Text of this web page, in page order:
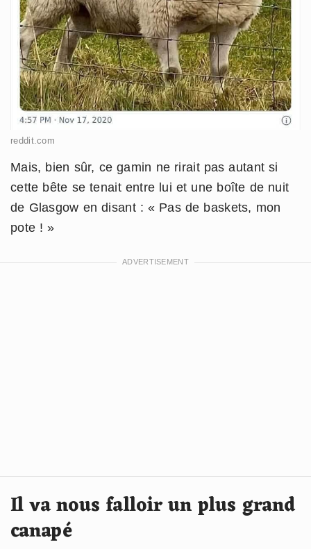
reddit.com
Mais, bien sûr, ce gamin ne rirait pas autant si
cette bête se tenait entre lui et une boîte de nuit
de Glasgow en disant : « Pas de baskets, mon
pote ! »
Il va nous falloir un plus grand
canapé